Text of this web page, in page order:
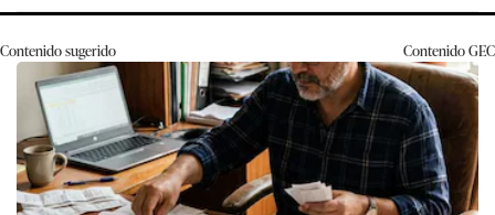
Contenido sugerido ContenidoGEC